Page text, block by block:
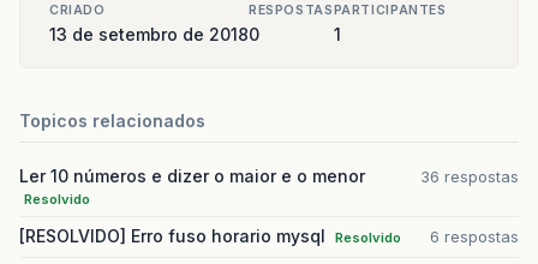
CRIADO
13 de setembro de 2018
RESPOSTAS
0
PARTICIPANTES
1
Topicos relacionados
Ler 10 números e dizer o maior e o menor
Resolvido
36 respostas
[RESOLVIDO] Erro fuso horario mysql Resolvido 6 respostas